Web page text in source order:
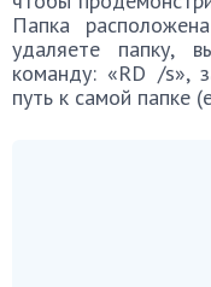
Папка
удаляете папку,
команду: «RD /s»,
путь к самой папке